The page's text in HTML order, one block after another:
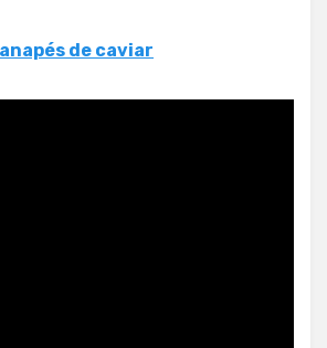
de caviar